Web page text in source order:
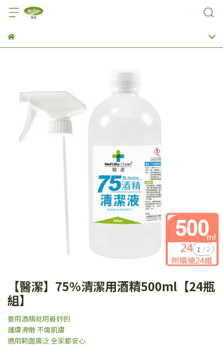
1 / 2
【醫潔】75%清潔用酒精500ml【24瓶
組】
要用酒精就用最好的
護膚滑嫩 不傷肌膚
適用範圍廣泛 全家都安心